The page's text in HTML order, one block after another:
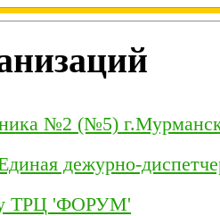
№2 (№5)
дежурно-
ТРЦ 'ФОРУМ'